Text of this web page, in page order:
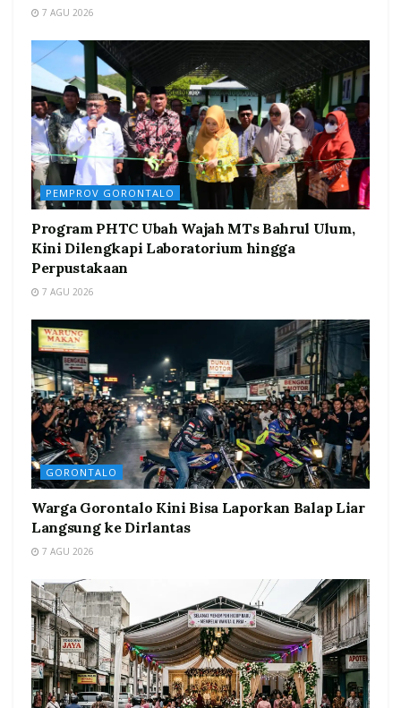
7 AGU 2026
PEMPROV GORONTALO
Program PHTC Ubah Wajah MTs Bahrul Ulum,
Kini Dilengkapi Laboratorium hingga
Perpustakaan
7 AGU 2026
GORONTALO
Warga Gorontalo Kini Bisa Laporkan Balap Liar
Langsung ke Dirlantas
7 AGU 2026